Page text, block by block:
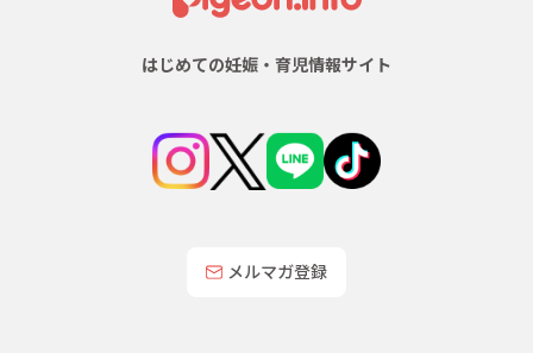
はじめての妊娠・育児情報サイト
メルマガ登録